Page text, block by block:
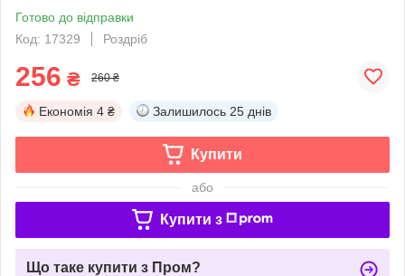
Готово до відправки
Код: 17329
Роздріб
256 ₴ 260 ₴
Економія 4 ₴ Залишилось 25 днів
Купити
або
Купити з
Що таке купити з Пром?